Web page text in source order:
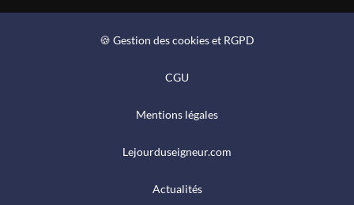
🍪 Gestion des cookies et RGPD
CGU
Mentions légales
Lejourduseigneur.com
Actualités